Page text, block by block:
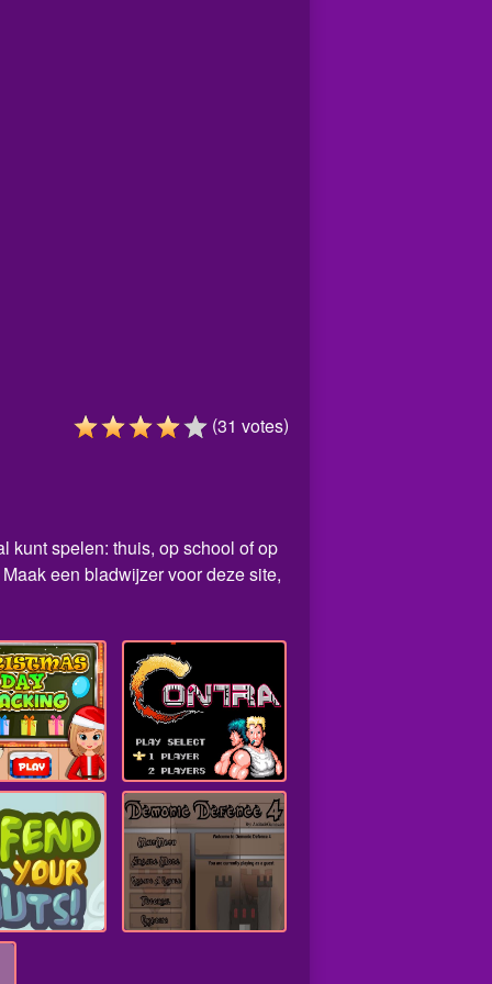
(31 votes)
kunt spelen: thuis, op school of op
een bladwijzer voor deze site,